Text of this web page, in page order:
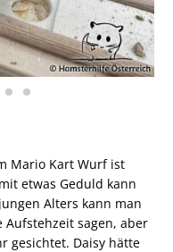
Mario Kart Wurf ist
etwas Geduld kann
Alters kann man
sagen, aber
gesichtet. Daisy hätte